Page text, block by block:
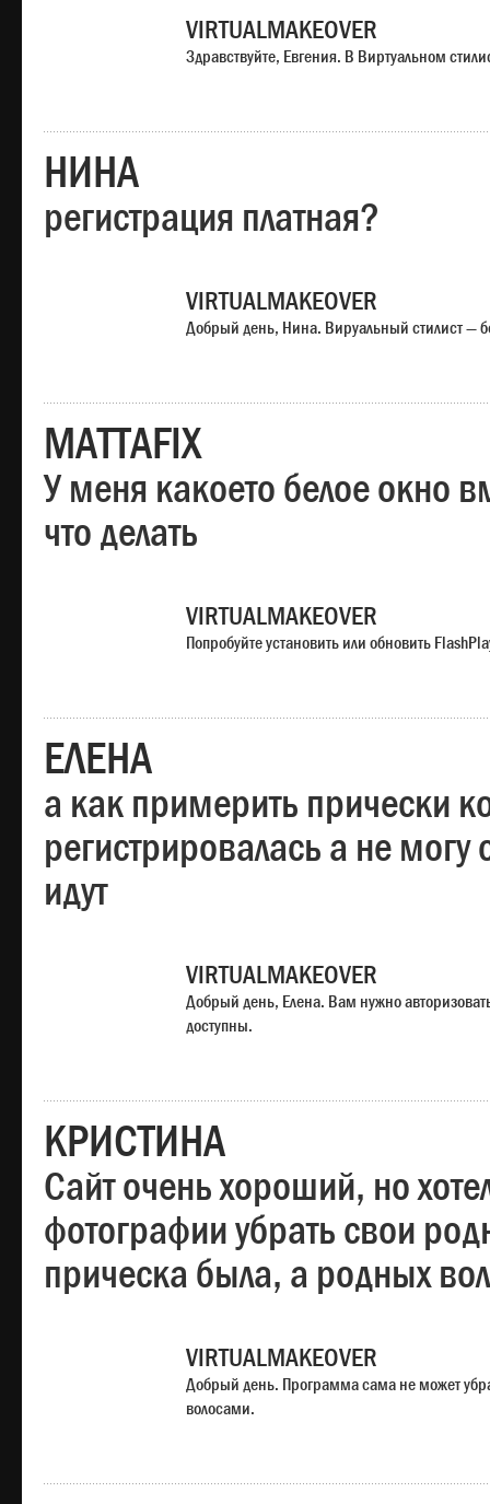
VIRTUALMAKEOVER
Здравствуйте, Евгения. В Виртуальном
НИНА
регистрация платная?
VIRTUALMAKEOVER
Добрый день, Нина. Вируальный стилист —
MATTAFIX
У меня какоето белое окно
что делать
VIRTUALMAKEOVER
Попробуйте установить или обновить
ЕЛЕНА
а как примерить прически
регистрировалась а не
идут
VIRTUALMAKEOVER
Добрый день, Елена. Вам нужно
доступны.
КРИСТИНА
Сайт очень хороший, но
фотографии убрать свои
прическа была, а родных
VIRTUALMAKEOVER
Добрый день. Программа сама не может
волосами.